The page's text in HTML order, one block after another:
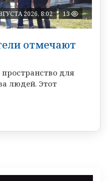
2026, 8:02 13
отмечают
для
людей. Этот